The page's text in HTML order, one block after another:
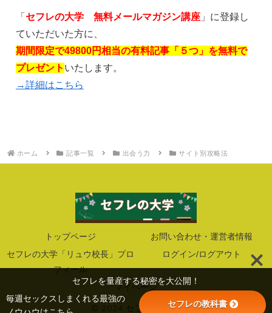
「 セフレの大学 無料メールマガジン講座 」に登録し
ていただいた方に、
期間限定で49800円相当の有料記事「５つ」を無料で
プレゼント いたします。
→詳細はこちら
ホーム 記事一覧 出会う力 サイト別攻略法
トップページ
お問い合わせ・運営者情報
セフレの大学「リュウ校長」プロ
フィール
ログイン/ログアウト
マイページ
© 2024 セフレの大学.
セフレを量産する秘密を大公開！
毎週セックスしまくれる最強の
セフレの教科書